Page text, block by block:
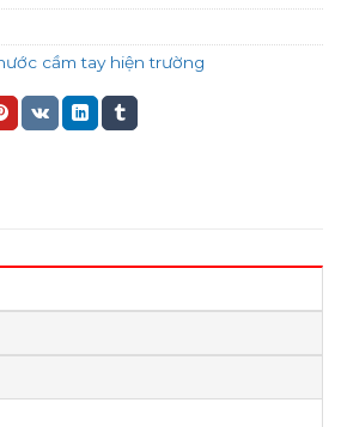
cầm tay hiện trường